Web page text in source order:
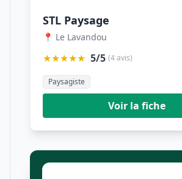
STL Paysage
📍 Le Lavandou
★★★★★ 5/5 (4 avis)
Paysagiste
Voir la fiche